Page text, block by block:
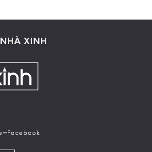
XINH
–Facebook